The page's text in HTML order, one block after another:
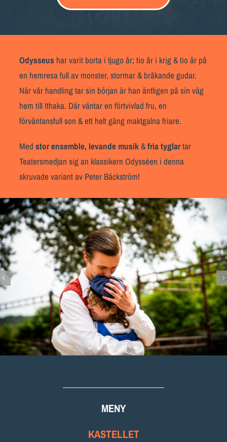
LOKALER OCH KOSTYM
KONTAKT
DOKUMENT
TEATERSMEDJAN PLAY
Odysseus har varit borta i tjugo år; tio år i krig & tio år på
en hemresa full av monster, stormar & bråkande gudar.
När vår handling tar sin början är han äntligen på sin väg
hem till Ithaka. Där väntar en förtvivlad fru, en
förväntansfull son & ett helt gäng maktgalna friare.
Med stor ensemble, levande musik&fria tyglartar
Teatersmedjan sig an klassikern Odysséen i denna
skruvade variant av Peter Bäckström!
MENY
KASTELLET